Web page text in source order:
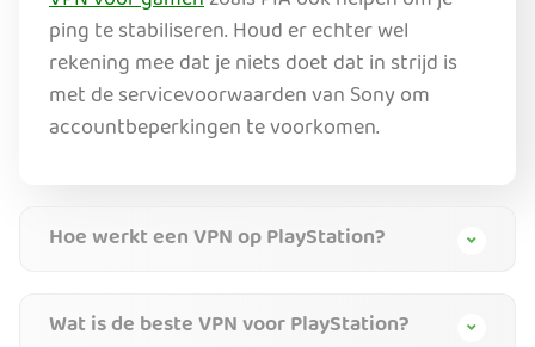
ping te stabiliseren. Houd er echter wel
rekening mee dat je niets doet dat in strijd is
met de servicevoorwaarden van Sony om
accountbeperkingen te voorkomen.
Hoe werkt een VPN op PlayStation?
Wat is de beste VPN voor PlayStation?